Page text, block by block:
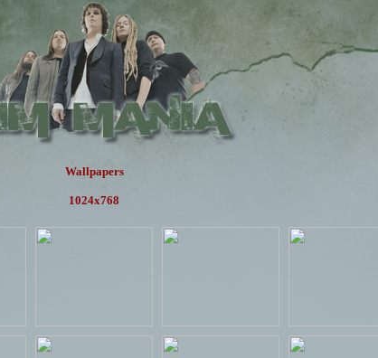
Wallpapers
1024x768